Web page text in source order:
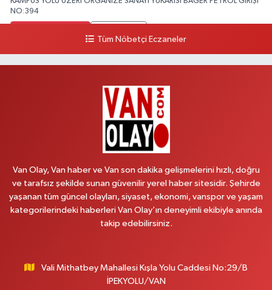
NO:394
HEKİM HASTANESİ ACİL KARŞISI
Yol Tarifi Al
MAHMUDİYE MAH.ATATÜRK CAD.NO:17B
0 (531) 621 69 65 Yol Tarifi Al
Onay Eczanesi
Yenı Derman Eczanesi
Tüm Nöbetçi Eczaneler
Van Olay, Van haber ve Van son dakika gelişmelerini hızlı, doğru
ve tarafsız şekilde sunan güvenilir yerel haber sitesidir. Şehirde
yaşanan tüm güncel olayları, siyaset, ekonomi, vanspor ve yaşam
kategorilerindeki haberleri Van Olay’ın deneyimli ekibiyle anında
takip edebilirsiniz.
Vali Mithatbey Mahallesi Kışla Yolu Caddesi No:29/B
İPEKYOLU/VAN